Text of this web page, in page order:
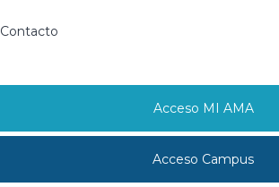
Contacto
Acceso MI AMA
Acceso Campus